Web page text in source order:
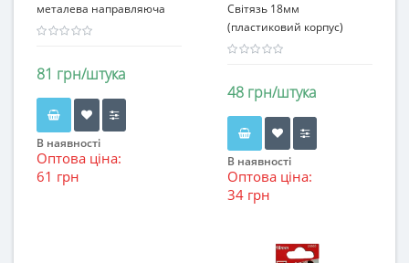
металева направляюча
81 грн/штука
В наявності
Оптова ціна:
61 грн
Світязь 18мм
(пластиковий корпус)
48 грн/штука
В наявності
Оптова ціна:
34 грн